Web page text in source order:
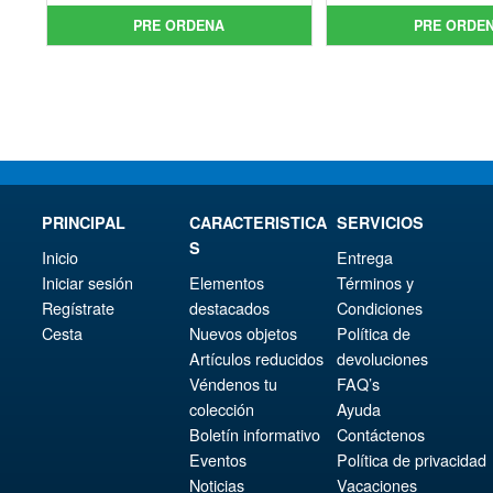
original
era:
precio
actual
PRE ORDENA
era:
PRE
PRINCIPAL
Inicio
Iniciar sesión
Regístrate
Cesta
CARACTERISTICA
S
Elementos
destacados
Nuevos objetos
Artículos reducidos
Véndenos tu
colección
Boletín informativo
Eventos
Noticias
SERVICIOS
Entrega
Términos y
Condiciones
Política de
devoluciones
FAQ’s
Ayuda
Contáctenos
Política de privacidad
Vacaciones